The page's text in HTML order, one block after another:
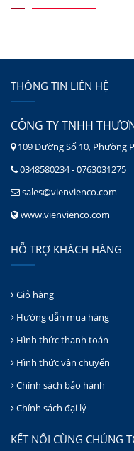
THÔNG TIN LIÊN HỆ
CÔNG TY TNHH
109 Đường Số 10, Phường
0348580234 - 0763031275
sales@vienvienco.com
www.vienvienco.com
HỖ TRỢ KHÁCH HÀNG
Giỏ hàng
Hướng dẫn mua hàng
Hình thức thanh toán
Hình thức vận chuyển
Chính sách bảo hành
Chính sách đại lý
KẾT NỐI CÙNG CHÚNG